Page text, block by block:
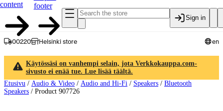
content
footer
Sign in
00220 Helsinki store en
Käytössäsi on vanhempi selain, jota Verkkokauppa.com-
sivusto ei enää tue. Lue lisää täältä.
Etusivu / Audio & Video / Audio and Hi-Fi / Speakers / Bluetooth
Speakers / Product 907726